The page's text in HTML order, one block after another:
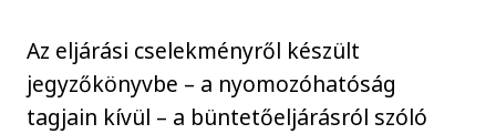
Az eljárási cselekményről készült
jegyzőkönyvbe – a nyomozóhatóság
tagjain kívül – a büntetőeljárásról szóló